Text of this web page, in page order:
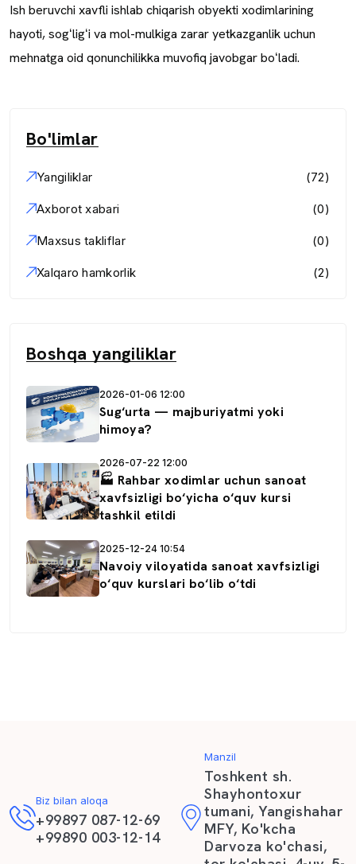
Ish beruvchi xavfli ishlab chiqarish obyekti xodimlarining
hayoti, sogʻligʻi va mol-mulkiga zarar yetkazganlik uchun
mehnatga oid qonunchilikka muvofiq javobgar boʻladi.
Bo'limlar
Yangiliklar (72)
Axborot xabari (0)
Maxsus takliflar (0)
Xalqaro hamkorlik (2)
Boshqa yangiliklar
2026-01-06 12:00
Sug‘urta — majburiyatmi yoki
himoya?
2026-07-22 12:00
🏭 Rahbar xodimlar uchun sanoat
xavfsizligi bo‘yicha o‘quv kursi
tashkil etildi
2025-12-24 10:54
Navoiy viloyatida sanoat xavfsizligi
o‘quv kurslari bo‘lib o‘tdi
Biz bilan aloqa
+99897 087-12-69
+99890 003-12-14
Manzil
Toshkent sh.
Shayhontoxur
tumani, Yangishahar
MFY, Ko'kcha
Darvoza ko'chasi,